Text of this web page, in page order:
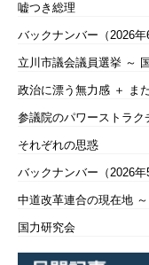
嘘つき総理
バックナンバー（2026年
立川市議会議員選挙 ～
政治に漂う無力感 ＋ ま
参議院のパワーストラク
それぞれの思惑
バックナンバー（2026年
中道改革連合の現在地
国力研究会